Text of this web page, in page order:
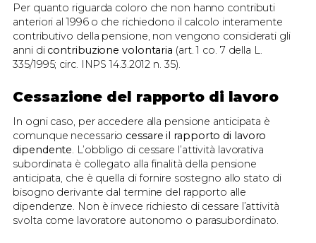
Per quanto riguarda coloro che non hanno contributi
anteriori al 1996 o che richiedono il calcolo interamente
contributivo della pensione, non vengono considerati gli
anni di contribuzione volontaria (art. 1 co. 7 della L.
335/1995; circ. INPS 14.3.2012 n. 35).
Cessazione del rapporto di lavoro
In ogni caso, per accedere alla pensione anticipata è
comunque necessario cessare il rapporto di lavoro
dipendente. L’obbligo di cessare l’attività lavorativa
subordinata è collegato alla finalità della pensione
anticipata, che è quella di fornire sostegno allo stato di
bisogno derivante dal termine del rapporto alle
dipendenze. Non è invece richiesto di cessare l’attività
svolta come lavoratore autonomo o parasubordinato.